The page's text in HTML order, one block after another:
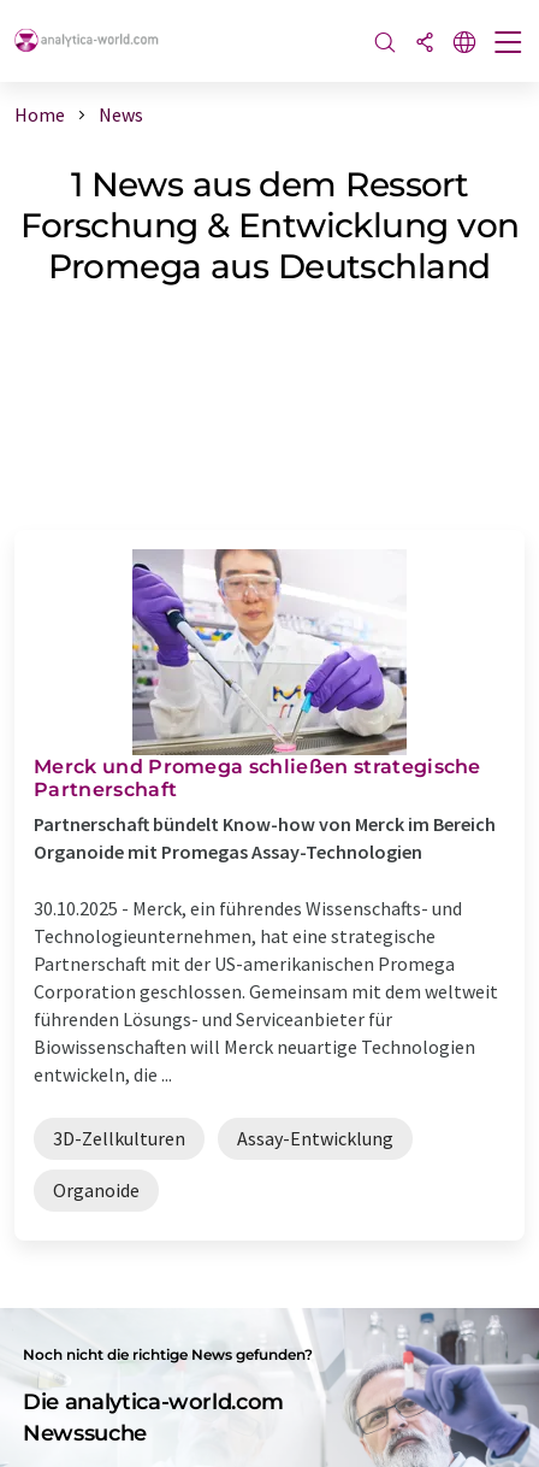
Home News
1 News aus dem Ressort
Forschung & Entwicklung von
Promega aus Deutschland
Merck und Promega schließen strategische
Partnerschaft
Partnerschaft bündelt Know-how von Merck im Bereich
Organoide mit Promegas Assay-Technologien
30.10.2025 - Merck, ein führendes Wissenschafts- und
Technologieunternehmen, hat eine strategische
Partnerschaft mit der US-amerikanischen Promega
Corporation geschlossen. Gemeinsam mit dem weltweit
führenden Lösungs- und Serviceanbieter für
Biowissenschaften will Merck neuartige Technologien
entwickeln, die ...
3D-Zellkulturen Assay-Entwicklung
Organoide
Noch nicht die richtige News gefunden?
Die analytica-world.com
Newssuche